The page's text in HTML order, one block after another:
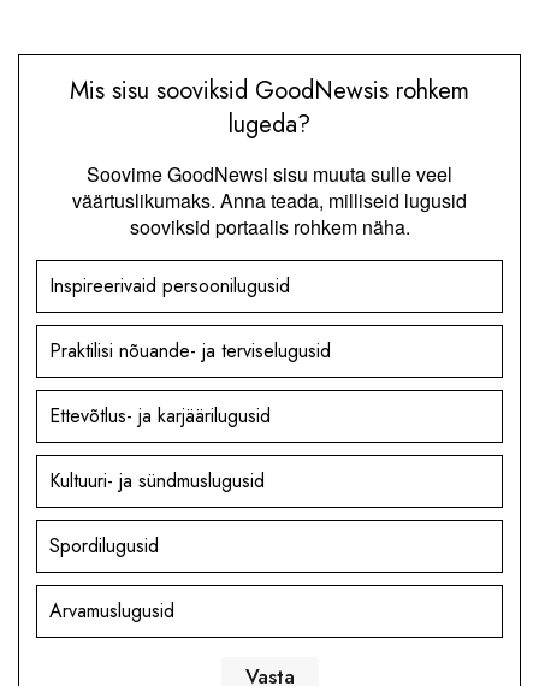
Mis sisu sooviksid GoodNewsis rohkem
lugeda?
Soovime GoodNewsi sisu muuta sulle veel
väärtuslikumaks. Anna teada, milliseid lugusid
sooviksid portaalis rohkem näha.
Inspireerivaid persoonilugusid
Praktilisi nõuande- ja terviselugusid
Ettevõtlus- ja karjäärilugusid
Kultuuri- ja sündmuslugusid
Spordilugusid
Arvamuslugusid